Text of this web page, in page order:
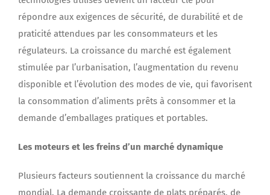
répondre aux exigences de sécurité, de durabilité et de
praticité attendues par les consommateurs et les
régulateurs. La croissance du marché est également
stimulée par l’urbanisation, l’augmentation du revenu
disponible et l’évolution des modes de vie, qui favorisent
la consommation d’aliments prêts à consommer et la
demande d’emballages pratiques et portables.
Les moteurs et les freins d’un marché dynamique
Plusieurs facteurs soutiennent la croissance du marché
mondial. La demande croissante de plats préparés, de